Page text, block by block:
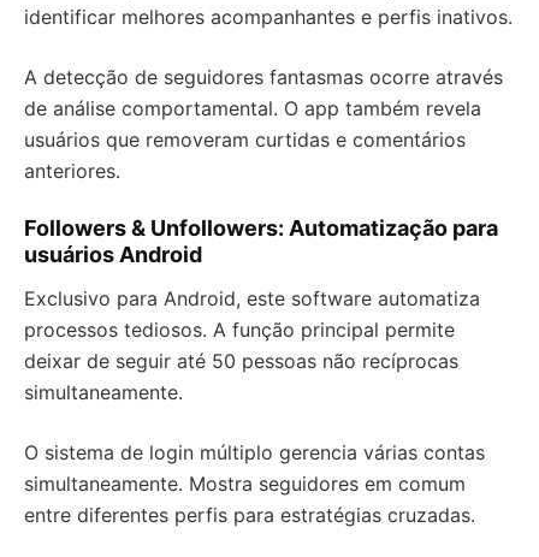
identificar melhores acompanhantes e perfis inativos.
A detecção de seguidores fantasmas ocorre através
de análise comportamental. O app também revela
usuários que removeram curtidas e comentários
anteriores.
Followers & Unfollowers: Automatização para
usuários Android
Exclusivo para Android, este software automatiza
processos tediosos. A função principal permite
deixar de seguir até 50 pessoas não recíprocas
simultaneamente.
O sistema de login múltiplo gerencia várias contas
simultaneamente. Mostra seguidores em comum
entre diferentes perfis para estratégias cruzadas.